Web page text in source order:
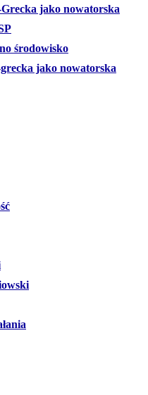
jako nowatorska
środowisko
jako nowatorska